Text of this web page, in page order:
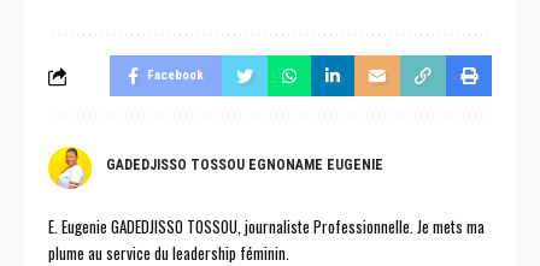
Facebook
GADEDJISSO TOSSOU EGNONAME EUGENIE
E. Eugenie GADEDJISSO TOSSOU, journaliste Professionnelle. Je mets ma
plume au service du leadership féminin.